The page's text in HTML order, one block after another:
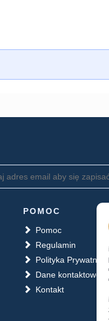
POMOC
Pomoc
Regulamin
Polityka
Dane kontaktowe
Kontakt